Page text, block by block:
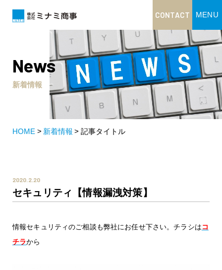
CONTACT MENU
News
新着情報
HOME 新着情報 記事タイトル
2020.2.20
セキュリティ【情報漏洩対策】
情報セキュリティのご相談も弊社にお任せ下さい。チラシは コ
チラから